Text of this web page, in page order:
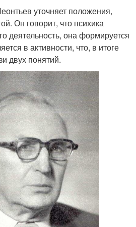
уточняет положения,
Он говорит, что психика
деятельность, она формируется
в активности, что, в итоге
двух понятий.